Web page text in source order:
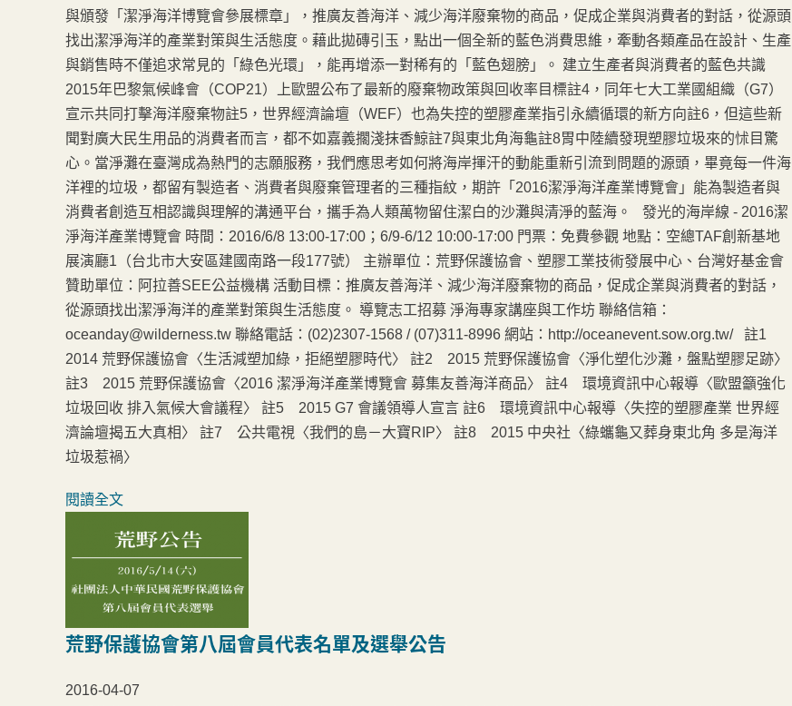
與頒發「潔淨海洋博覽會參展標章」，推廣友善海洋、減少海洋廢棄物的商品，促成企業與消費者的對話，從源頭
找出潔淨海洋的產業對策與生活態度。藉此拋磚引玉，點出一個全新的藍色消費思維，牽動各類產品在設計、生產
與銷售時不僅追求常見的「綠色光環」，能再增添一對稀有的「藍色翅膀」。 建立生產者與消費者的藍色共識
2015年巴黎氣候峰會（COP21）上歐盟公布了最新的廢棄物政策與回收率目標註4，同年七大工業國組織（G7）
宣示共同打擊海洋廢棄物註5，世界經濟論壇（WEF）也為失控的塑膠產業指引永續循環的新方向註6，但這些新
聞對廣大民生用品的消費者而言，都不如嘉義擱淺抹香鯨註7與東北角海龜註8胃中陸續發現塑膠垃圾來的怵目驚
心。當淨灘在臺灣成為熱門的志願服務，我們應思考如何將海岸揮汗的動能重新引流到問題的源頭，畢竟每一件海
洋裡的垃圾，都留有製造者、消費者與廢棄管理者的三種指紋，期許「2016潔淨海洋產業博覽會」能為製造者與
消費者創造互相認識與理解的溝通平台，攜手為人類萬物留住潔白的沙灘與清淨的藍海。 發光的海岸線 - 2016潔
淨海洋產業博覽會 時間：2016/6/8 13:00-17:00；6/9-6/12 10:00-17:00 門票：免費參觀 地點：空總TAF創新基地
展演廳1（台北市大安區建國南路一段177號） 主辦單位：荒野保護協會、塑膠工業技術發展中心、台灣好基金會
贊助單位：阿拉善SEE公益機構 活動目標：推廣友善海洋、減少海洋廢棄物的商品，促成企業與消費者的對話，
從源頭找出潔淨海洋的產業對策與生活態度。 導覽志工招募 淨海專家講座與工作坊 聯絡信箱：
oceanday@wilderness.tw 聯絡電話：(02)2307-1568 / (07)311-8996 網站：http://oceanevent.sow.org.tw/ 註1
2014 荒野保護協會〈生活減塑加綠，拒絕塑膠時代〉 註2 2015 荒野保護協會〈淨化塑化沙灘，盤點塑膠足跡〉
註3 2015 荒野保護協會〈2016 潔淨海洋產業博覽會 募集友善海洋商品〉 註4 環境資訊中心報導〈歐盟籲強化
垃圾回收 排入氣候大會議程〉 註5 2015 G7 會議領導人宣言 註6 環境資訊中心報導〈失控的塑膠產業 世界經
濟論壇揭五大真相〉 註7 公共電視〈我們的島－大寶RIP〉 註8 2015 中央社〈綠蠵龜又葬身東北角 多是海洋
垃圾惹禍〉
閱讀全文
荒野保護協會第八屆會員代表名單及選舉公告
2016-04-07